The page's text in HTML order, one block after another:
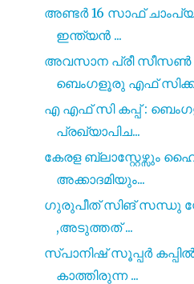
അണ്ടർ 16 സാഫ്
ഇന്ത്യൻ ...
അവസാന പ്രീ സീസൺ
ബെംഗളൂരു എഫ് സിക്ക്
എ എഫ് സി കപ്പ് :
പ്രഖ്യാപിച...
കേരള ബ്ലാസ്റ്റേഴ്സും
അക്കാദമിയും...
ഗുരുപീത് സിങ് സന്ധു
,അടുത്തത് ...
സ്പാനിഷ് സൂപ്പര്‍
കാത്തിരുന്ന ...